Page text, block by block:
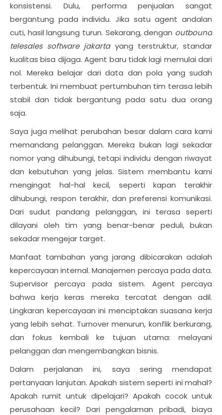
konsistensi. Dulu, performa penjualan sangat
bergantung pada individu. Jika satu agent andalan
cuti, hasil langsung turun. Sekarang, dengan outbound
telesales software jakartayang terstruktur, standar
kualitas bisa dijaga. Agent baru tidak lagi memulai dari
nol. Mereka belajar dari data dan pola yang sudah
terbentuk. Ini membuat pertumbuhan tim terasa lebih
stabil dan tidak bergantung pada satu dua orang
saja.
Saya juga melihat perubahan besar dalam cara kami
memandang pelanggan. Mereka bukan lagi sekadar
nomor yang dihubungi, tetapi individu dengan riwayat
dan kebutuhan yang jelas. Sistem membantu kami
mengingat hal-hal kecil, seperti kapan terakhir
dihubungi, respon terakhir, dan preferensi komunikasi.
Dari sudut pandang pelanggan, ini terasa seperti
dilayani oleh tim yang benar-benar peduli, bukan
sekadar mengejar target.
Manfaat tambahan yang jarang dibicarakan adalah
kepercayaan internal. Manajemen percaya pada data.
Supervisor percaya pada sistem. Agent percaya
bahwa kerja keras mereka tercatat dengan adil.
Lingkaran kepercayaan ini menciptakan suasana kerja
yang lebih sehat. Turnover menurun, konflik berkurang,
dan fokus kembali ke tujuan utama: melayani
pelanggan dan mengembangkan bisnis.
Dalam perjalanan ini, saya sering mendapat
pertanyaan lanjutan. Apakah sistem seperti ini mahal?
Apakah rumit untuk dipelajari? Apakah cocok untuk
perusahaan kecil? Dari pengalaman pribadi, biaya